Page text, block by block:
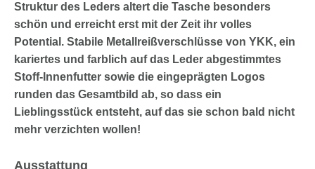
Struktur des Leders altert die Tasche besonders
schön und erreicht erst mit der Zeit ihr volles
Potential. Stabile Metallreißverschlüsse von YKK, ein
kariertes und farblich auf das Leder abgestimmtes
Stoff-Innenfutter sowie die eingeprägten Logos
runden das Gesamtbild ab, so dass ein
Lieblingsstück entsteht, auf das sie schon bald nicht
mehr verzichten wollen!
Ausstattung